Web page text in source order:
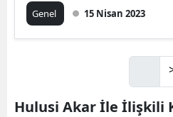
Genel 15 Nisan 2023
Hulusi Akar İle İlişkili